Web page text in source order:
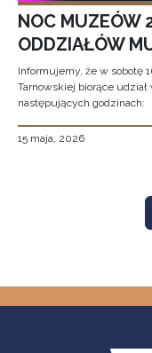
NOC MUZEÓW
ODDZIAŁÓW
Informujemy, że w sobotę
Tarnowskiej biorące
następujących godzinach:
15 maja, 2026